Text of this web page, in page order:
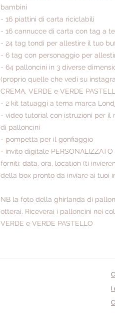
bambini
- 16 piattini di carta riciclabili
- 16 cannucce di carta con tag a
- 24 tag tondi per allestire il tuo
- 6 tag con personaggio per
- 64 palloncini in 3 diverse
(proprio quelle che vedi su
CREMA, VERDE e VERDE
- 2 kit tatuaggi a tema marca
- video tutorial con istruzioni per
di palloncini
- pompetta per il gonfiaggio
- invito digitale
forniti: data, ora, location (ti
della box pronto da inviare ai tuoi
NB la foto della ghirlanda di
otterai. Riceverai i palloncini nei
VERDE e VERDE PASTELLO
I